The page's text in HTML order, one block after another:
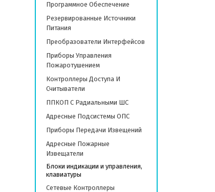
Программное Обеспечение
Резервированные Источники
Питания
Преобразователи Интерфейсов
Приборы Управления
Пожаротушением
Контроллеры Доступа И
Считыватели
ППКОП С Радиальными ШС
Адресные Подсистемы ОПС
Приборы Передачи Извещений
Адресные Пожарные
Извещатели
Блоки индикации и управления,
клавиатуры
Сетевые Контроллеры